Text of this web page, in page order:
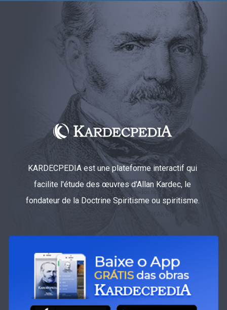
KARDECPEDIA est une plateforme interactif qui
facilite l'étude des œuvres d'Allan Kardec, le
fondateur de la Doctrine Spiritisme ou spiritisme.